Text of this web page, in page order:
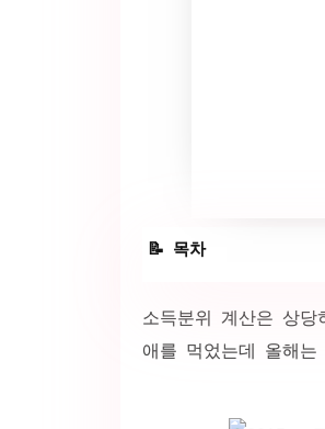
소득분위 경계값
소득분위 계산은 상
애를 먹었는데 올해